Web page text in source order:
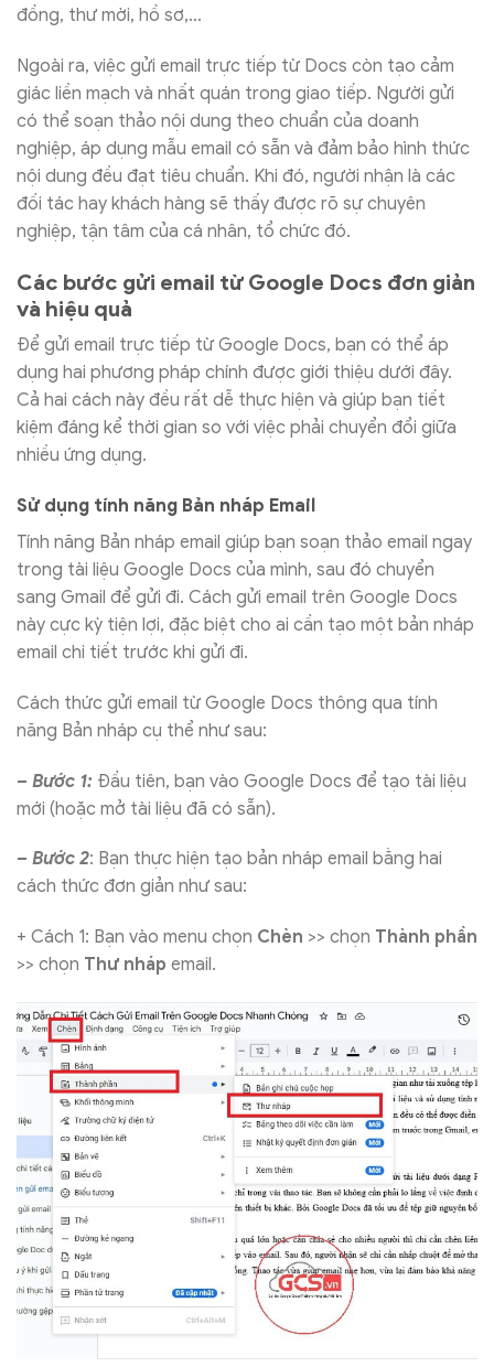
đồng, thư mời, hồ sơ,…
Ngoài ra, việc gửi email trực tiếp từ Docs còn tạo cảm
giác liền mạch và nhất quán trong giao tiếp. Người gửi
có thể soạn thảo nội dung theo chuẩn của doanh
nghiệp, áp dụng mẫu email có sẵn và đảm bảo hình thức
nội dung đều đạt tiêu chuẩn. Khi đó, người nhận là các
đối tác hay khách hàng sẽ thấy được rõ sự chuyên
nghiệp, tận tâm của cá nhân, tổ chức đó.
Các bước gửi email từ Google Docs đơn giản
và hiệu quả
Để gửi email trực tiếp từ Google Docs, bạn có thể áp
dụng hai phương pháp chính được giới thiệu dưới đây.
Cả hai cách này đều rất dễ thực hiện và giúp bạn tiết
kiệm đáng kể thời gian so với việc phải chuyển đổi giữa
nhiều ứng dụng.
Sử dụng tính năng Bản nháp Email
Tính năng Bản nháp email giúp bạn soạn thảo email ngay
trong tài liệu Google Docs của mình, sau đó chuyển
sang Gmail để gửi đi. Cách gửi email trên Google Docs
này cực kỳ tiện lợi, đặc biệt cho ai cần tạo một bản nháp
email chi tiết trước khi gửi đi.
Cách thức gửi email từ Google Docs thông qua tính
năng Bản nháp cụ thể như sau:
– Bước 1: Đầu tiên, bạn vào Google Docs để tạo tài liệu
mới (hoặc mở tài liệu đã có sẵn).
– Bước 2: Bạn thực hiện tạo bản nháp email bằng hai
cách thức đơn giản như sau:
+ Cách 1: Bạn vào menu chọn Chèn >> chọn Thành phần
>> chọn Thư nháp email.